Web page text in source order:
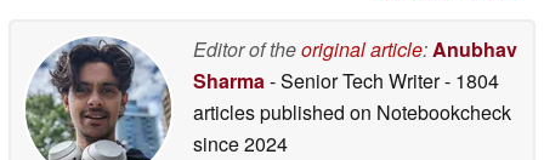
Editor of theoriginal article:Anubhav
Sharma- Senior Tech Writer- 1804
articles published on Notebookcheck
since 2024